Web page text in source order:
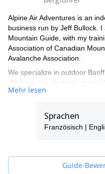
Alpine Air Adventures is an
business run by Jeff Bullock.
Mountain Guide, with my
Association of Canadian
Avalanche Association.
We specialize in outdoor
climbing, ice climbing, alpine
snowboarding, avalanche
Based out of Banff, Alberta,
Canadian Rocky Mountains,
right at my doorstep I am
and I am excited to have you
Mehr lesen
Sprachen
Französisch |
Guide-